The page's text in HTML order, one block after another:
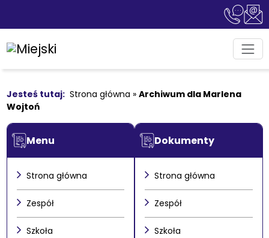
Strona główna » Archiwum dla Marlena
Wojtoń
Menu
Strona główna
Zespół
Szkoła
Dokumenty
Strona główna
Zespół
Szkoła